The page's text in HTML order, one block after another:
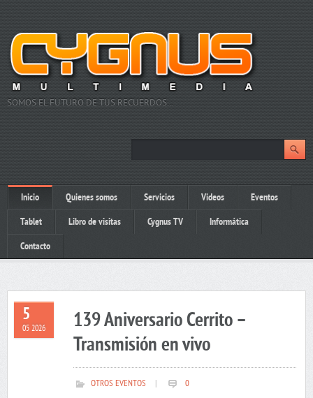
SOMOS EL FUTURO DE TUS RECUERDOS…
Inicio Quienes somos Servicios Videos Eventos
Tablet Libro de visitas Cygnus TV Informática
Contacto
5
05 2026
139 Aniversario Cerrito –
Transmisión en vivo
OTROS EVENTOS 0